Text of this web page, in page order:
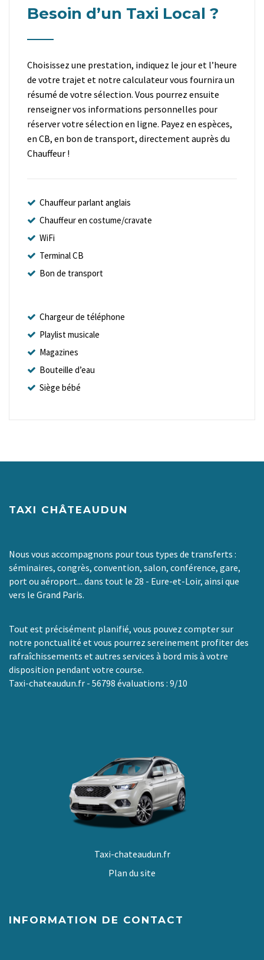
Besoin d’un Taxi Local ?
Choisissez une prestation, indiquez le jour et l’heure
de votre trajet et notre calculateur vous fournira un
résumé de votre sélection. Vous pourrez ensuite
renseigner vos informations personnelles pour
réserver votre sélection en ligne. Payez en espèces,
en CB, en bon de transport, directement auprès du
Chauffeur !
Chauffeur parlant anglais
Chauffeur en costume/cravate
WiFi
Terminal CB
Bon de transport
Chargeur de téléphone
Playlist musicale
Magazines
Bouteille d’eau
Siège bébé
TAXI CHÂTEAUDUN
Nous vous accompagnons pour tous types de transferts :
séminaires, congrès, convention, salon, conférence, gare,
port ou aéroport... dans tout le 28 - Eure-et-Loir, ainsi que
vers le Grand Paris.
Tout est précisément planifié, vous pouvez compter sur
notre ponctualité et vous pourrez sereinement profiter des
rafraîchissements et autres services à bord mis à votre
disposition pendant votre course.
Taxi-chateaudun.fr - 56798 évaluations : 9/10
Taxi-chateaudun.fr
Plan du site
INFORMATION DE CONTACT